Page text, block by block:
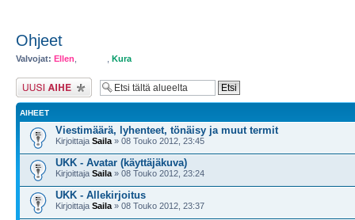
Ohjeet
Valvojat: Ellen Kura
Lähetä uusi viesti
AIHEET
Viestimäärä, lyhenteet, tönäisy ja muut termit
Kirjoittaja Saila » 08 Touko 2012, 23:45
UKK - Avatar (käyttäjäkuva)
Kirjoittaja Saila » 08 Touko 2012, 23:24
UKK - Allekirjoitus
Kirjoittaja Saila » 08 Touko 2012, 23:37